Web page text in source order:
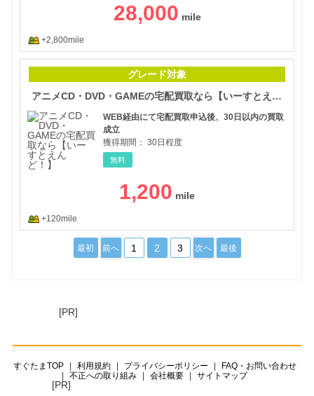
28,000
+2,800mile
グレード対象
アニメCD・DVD・GAMEの宅配買取なら【いーすとえんど！】
WEB経由にて宅配買取申込後、30日以内の買取
成立
獲得期間： 30日程度
無料
1,200
+120mile
最初 前へ 1 2 3 次へ 最後
[PR]
すぐたまTOP 利用規約 プライバシーポリシー
FAQ・お問い合わせ
不正への取り組み
会社概要 サイトマップ
[PR]